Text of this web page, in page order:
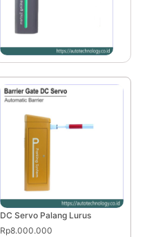
DC Servo Palang Lurus
Rp8.000.000